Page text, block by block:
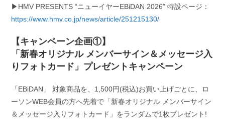
▶HMV PRESENTS “ニューイヤーEBiDAN 2026” 特設ページ：
https://www.hmv.co.jp/news/article/251215130/
【キャンペーン企画①】
「新春オリジナル メンバーサイン＆メッセージ入
りフォトカード」プレゼントキャンペーン
「EBiDAN」 対象商品を、1,500円(税込)お買い上げごとに、ロ
ーソンWEB会員の方へ先着で「新春オリジナル メンバーサイン
＆メッセージ入りフォトカード」をランダムで1枚プレゼント!